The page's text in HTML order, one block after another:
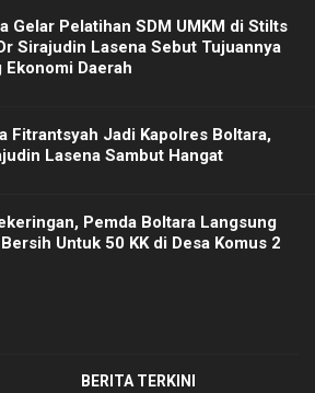
Gelar Pelatihan SDM UMKM di Stilts
Sirajudin Lasena Sebut Tujuannya
Ekonomi Daerah
Fitrantsyah Jadi Kapolres Boltara,
Lasena Sambut Hangat
Pemda Boltara Langsung
Untuk 50 KK di Desa Komus 2
BERITA TERKINI